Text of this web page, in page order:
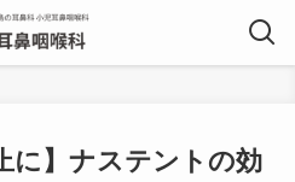
に】ナステントの効